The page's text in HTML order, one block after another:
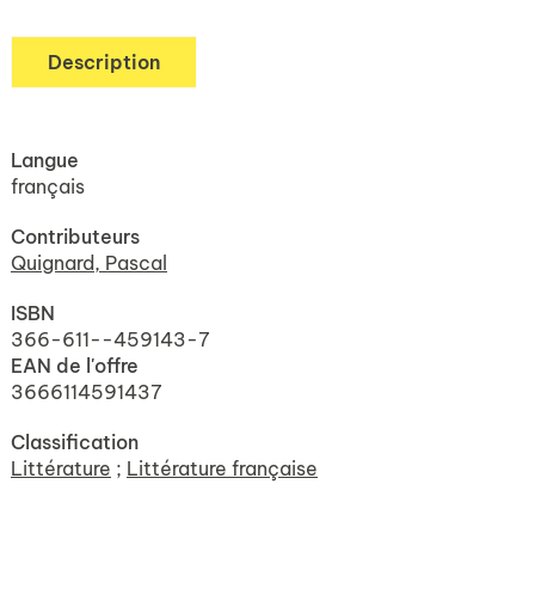
Description
Langue
français
Contributeurs
Quignard, Pascal
ISBN
366-611--459143-7
EAN de l'offre
3666114591437
Classification
Littérature ; Littérature française